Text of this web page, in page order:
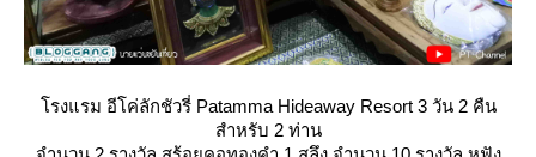
รงแรม อีโค่ลักชัวรี่ Patamma Hideaway Resort 3 วัน 2 คืน
สำหรับ 2 ท่าน